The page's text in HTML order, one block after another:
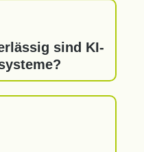
sind KI-